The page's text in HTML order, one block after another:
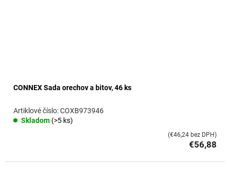
CONNEX Sada orechov a bitov, 46 ks
Skladom (>5 ks)
COXB973946
€56,88
(€46,24 bez DPH)